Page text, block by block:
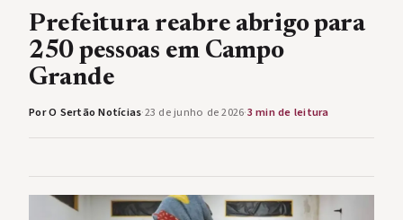
Prefeitura reabre abrigo para
250 pessoas em Campo
Grande
Por O Sertão Notícias·23 de junho de 2026·3 min de leitura